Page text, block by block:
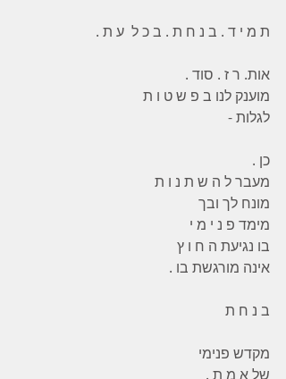
ת מ י ד . ב נ ח ת . ב כ ל  ע ת .
אות. ר ז . סוד .
מוענק לנו ב פ ש ט ו ת
לגלות -
כן .
מעבר ל ה ש ת נ ו ת
מונח לך ובך
מימד פ נ י מ י
בו נגיעת ה ח ו ץ
אינה מורגשת בו .
ב נ ח ת
מקדש פנימי
של א מ ת .